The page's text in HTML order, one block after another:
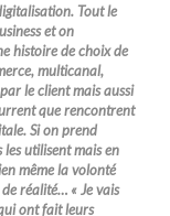
Tout le
et on
histoire de choix de
multicanal,
le client mais aussi
que rencontrent
Si on prend
les utilisent mais en
même la volonté
réalité… « Je vais
ont fait leurs